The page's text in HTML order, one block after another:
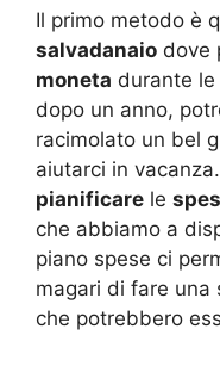
Il primo metodo è
salvadanaio dove
moneta durante
dopo un anno,
racimolato un bel
aiutarci in
pianificare le
che abbiamo a
piano spese ci
magari di fare
che potrebbero